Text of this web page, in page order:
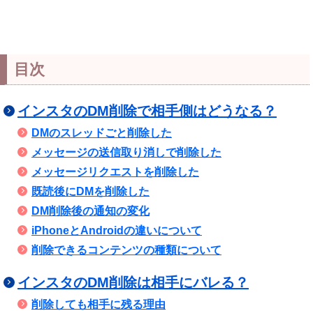
目次
インスタのDM削除で相手側はどうなる？
DMのスレッドごと削除した
メッセージの送信取り消しで削除した
メッセージリクエストを削除した
既読後にDMを削除した
DM削除後の通知の変化
iPhoneとAndroidの違いについて
削除できるコンテンツの種類について
インスタのDM削除は相手にバレる？
削除しても相手に残る理由